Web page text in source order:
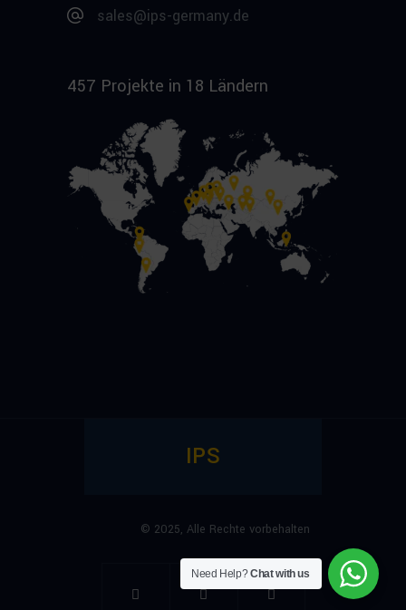
sales@ips-germany.de
457 Projekte in 18 Ländern
IPS
© 2025, Alle Rechte vorbehalten
Need Help?Chat with us